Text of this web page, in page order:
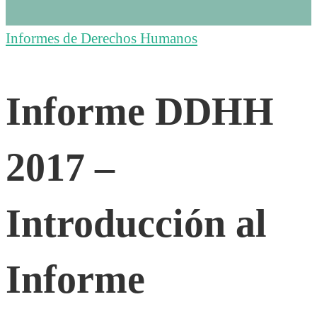
Informe
DDHH
2017
–
Introducción
al
Informes de Derechos Humanos
Informe DDHH
2017 –
Introducción al
Informe